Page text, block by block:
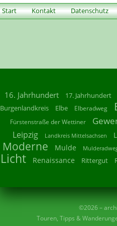
Start Kontakt Datenschutz
16. Jahrhundert 17. Jahrhundert
Burgenlandkreis Elbe Elberadweg
Fürstenstraße der Wettiner
Leipzig
Landkreis Mittelsachsen
Moderne Mulde
Licht
Renaissance Rittergut
©2026 –
Touren, Tipps &